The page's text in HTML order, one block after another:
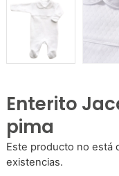
Enterito
pima
Este producto no está
existencias.